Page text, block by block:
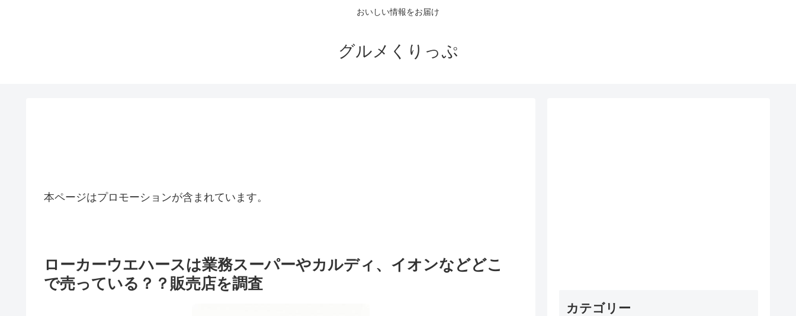
おいしい情報をお届け
グルメくりっぷ
本ページはプロモーションが含まれています。
ローカーウエハースは業務スーパーやカルディ、イオンなどどこ
で売っている？？販売店を調査
カテゴリー